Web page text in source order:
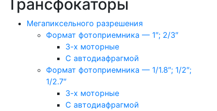
Трансфокаторы
Мегапиксельного разрешения
Формат фотоприемника — 1″; 2/3″
3-х моторные
С автодиафрагмой
Формат фотоприемника — 1/1.8″; 1/2″;
1/2.7″
3-х моторные
С автодиафрагмой